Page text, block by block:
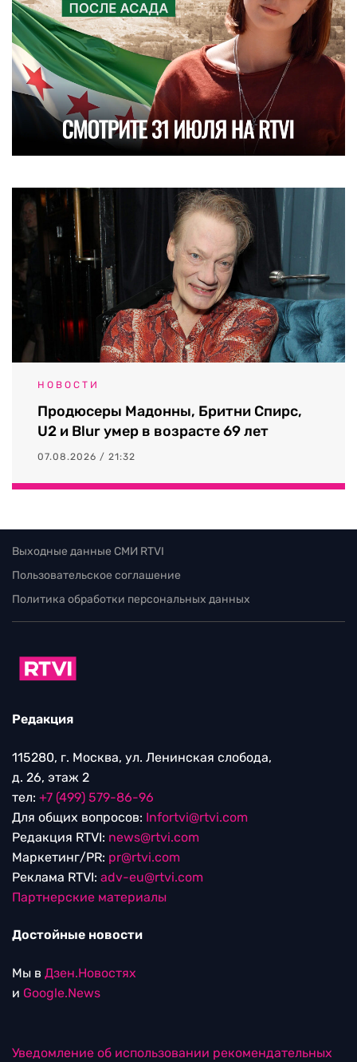
НОВОСТИ
Продюсеры Мадонны, Бритни Спирс,
U2 и Blur умер в возрасте 69 лет
07.08.2026 / 21:32
Выходные данные СМИ RTVI
Пользовательское соглашение
Политика обработки персональных данных
Редакция
115280, г. Москва, ул. Ленинская слобода,
д. 26, этаж 2
тел: +7 (499) 579-86-96
Для общих вопросов: Infortvi@rtvi.com
Редакция RTVI: news@rtvi.com
Маркетинг/PR: pr@rtvi.com
Реклама RTVI: adv-eu@rtvi.com
Партнерские материалы
Достойные новости
Мы в Дзен.Новостях
и Google.News
Уведомление об использовании рекомендательных